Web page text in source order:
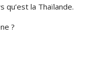
qu’est la Thaïlande.
?